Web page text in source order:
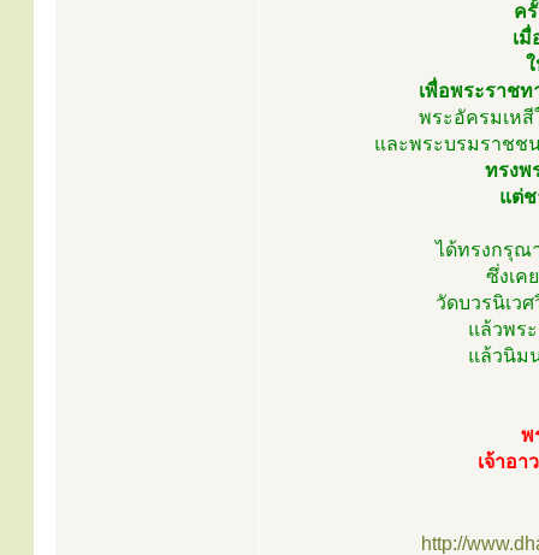
ค
เ
เพื่อพระราช
พระอัครมเหสี
และพระบรมราชช
ทรงพ
แต่ช
ได้ทรงกรุณ
ซึ่งเค
วัดบวรนิเว
แล้วพร
แล้วนิม
พ
เจ้าอ
http://